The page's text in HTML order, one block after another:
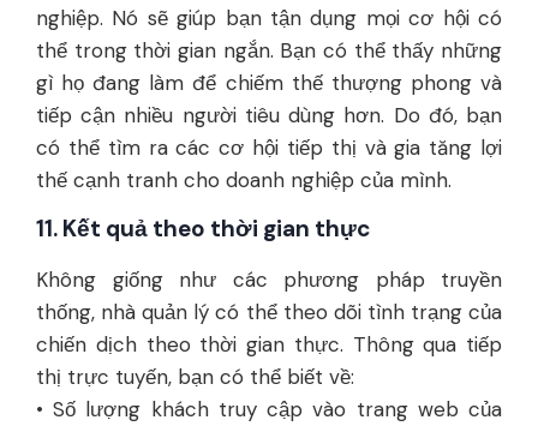
nghiệp. Nó sẽ giúp bạn tận dụng mọi cơ hội có
thể trong thời gian ngắn. Bạn có thể thấy những
gì họ đang làm để chiếm thế thượng phong và
tiếp cận nhiều người tiêu dùng hơn. Do đó, bạn
có thể tìm ra các cơ hội tiếp thị và gia tăng lợi
thế cạnh tranh cho doanh nghiệp của mình.
11. Kết quả theo thời gian thực
Không giống như các phương pháp truyền
thống, nhà quản lý có thể theo dõi tình trạng của
chiến dịch theo thời gian thực. Thông qua tiếp
thị trực tuyến, bạn có thể biết về:
• Số lượng khách truy cập vào trang web của